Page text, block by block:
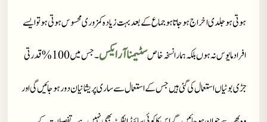
ہوتی ہو جلدی اخراج ہو جاتا ہو جماع کے بعد بہت زیادہ کمزوری محسوس ہوتی ہو تو ایسے
افراد مایوس نہ ہوں بلکہ ہمارا نسخہ خاصسٹیمنا آر ایکس۔جس میں100%
قدرتی
جڑی بوٹیاں استعمال کی گئی ہیں جس کے استعمال سے ساری پریشانیان دور ہو جائیں گی اور